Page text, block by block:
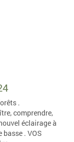
.
comprendre,
éclairage à
. VOS